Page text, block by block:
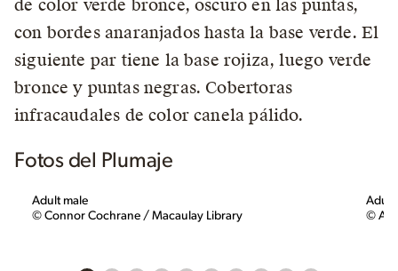
de color verde bronce, oscuro en las puntas,
con bordes anaranjados hasta la base verde. El
siguiente par tiene la base rojiza, luego verde
bronce y puntas negras. Cobertoras
infracaudales de color canela pálido.
Fotos del Plumaje
Adult male
© Connor Cochrane / Macaulay Library
Adult
©